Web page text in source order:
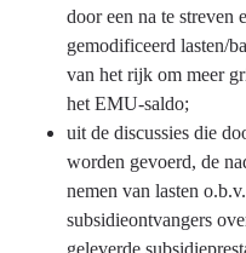
door een na te streven
gemodificeerd lasten/
van het rijk om meer
het EMU-saldo;
uit de discussies die
worden gevoerd, de
nemen van lasten
subsidieontvangers